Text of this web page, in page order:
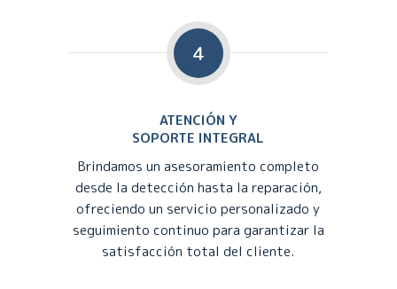
4
ATENCIÓN Y
SOPORTE INTEGRAL
Brindamos un asesoramiento completo
desde la detección hasta la reparación,
ofreciendo un servicio personalizado y
seguimiento continuo para garantizar la
satisfacción total del cliente.